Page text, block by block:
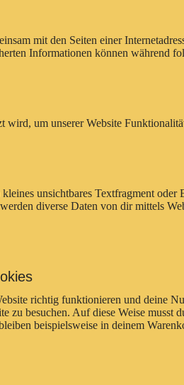
mit den Seiten einer
Informationen können während
wird, um unserer Website
unsichtbares Textfragment
diverse Daten von dir mittels
richtig funktionieren und deine
zu besuchen. Auf diese Weise musst
beispielsweise in deinem